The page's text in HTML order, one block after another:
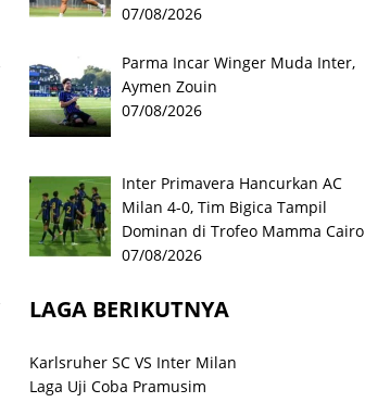
07/08/2026
Parma Incar Winger Muda Inter,
Aymen Zouin
07/08/2026
Inter Primavera Hancurkan AC
Milan 4-0, Tim Bigica Tampil
Dominan di Trofeo Mamma Cairo
07/08/2026
LAGA BERIKUTNYA
Karlsruher SC VS Inter Milan
Laga Uji Coba Pramusim